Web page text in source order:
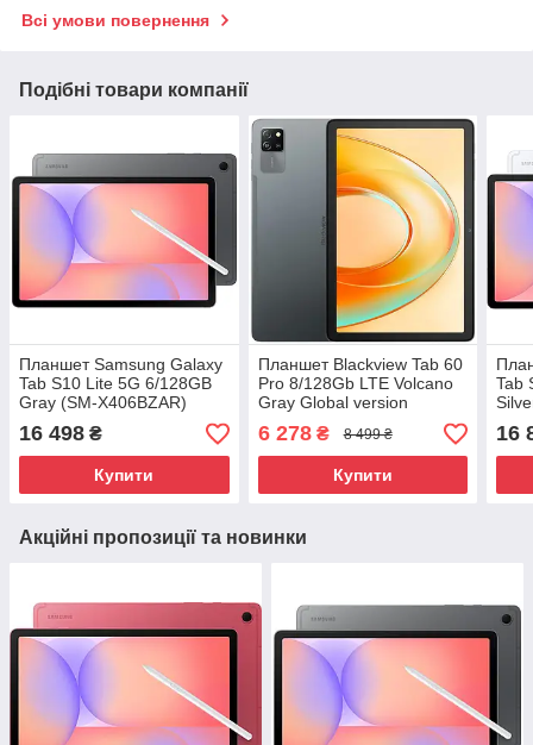
Всі умови повернення
Подібні товари компанії
Планшет Samsung Galaxy
Tab S10 Lite 5G 6/128GB
Gray (SM-X406BZAR)
Global version
16 498 ₴
Купити
Планшет Blackview Tab 60
Pro 8/128Gb LTE Volcano
Gray Global version
6 278₴ 8 499 ₴
Купити
Tab
16
Акційні пропозиції та новинки